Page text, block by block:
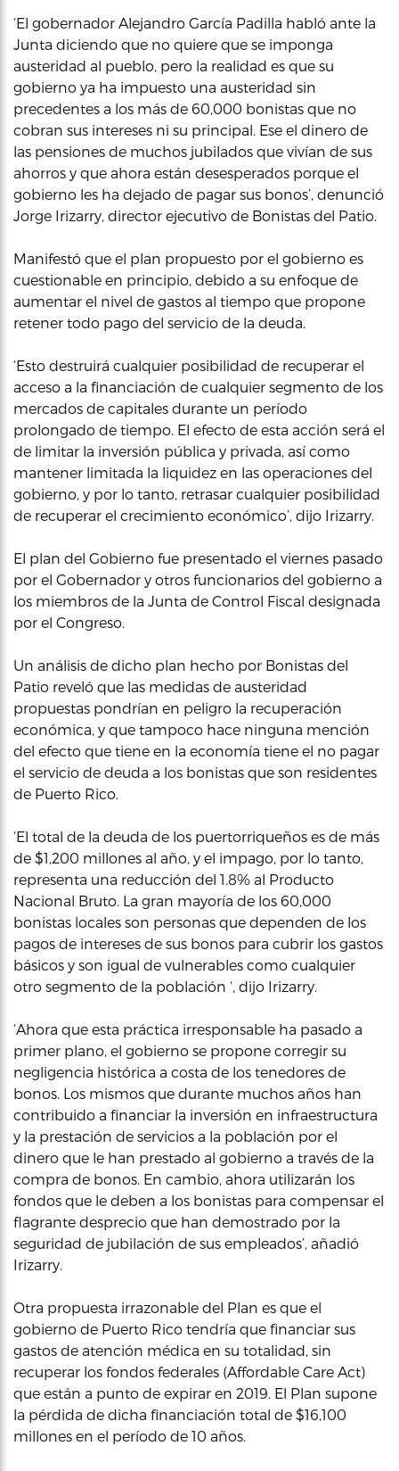
‘El gobernador Alejandro García Padilla habló ante la
Junta diciendo que no quiere que se imponga
austeridad al pueblo, pero la realidad es que su
gobierno ya ha impuesto una austeridad sin
precedentes a los más de 60,000 bonistas que no
cobran sus intereses ni su principal. Ese el dinero de
las pensiones de muchos jubilados que vivían de sus
ahorros y que ahora están desesperados porque el
gobierno les ha dejado de pagar sus bonos’, denunció
Jorge Irizarry, director ejecutivo de Bonistas del Patio.
Manifestó que el plan propuesto por el gobierno es
cuestionable en principio, debido a su enfoque de
aumentar el nivel de gastos al tiempo que propone
retener todo pago del servicio de la deuda.
‘Esto destruirá cualquier posibilidad de recuperar el
acceso a la financiación de cualquier segmento de los
mercados de capitales durante un período
prolongado de tiempo. El efecto de esta acción será el
de limitar la inversión pública y privada, así como
mantener limitada la liquidez en las operaciones del
gobierno, y por lo tanto, retrasar cualquier posibilidad
de recuperar el crecimiento económico’, dijo Irizarry.
El plan del Gobierno fue presentado el viernes pasado
por el Gobernador y otros funcionarios del gobierno a
los miembros de la Junta de Control Fiscal designada
por el Congreso.
Un análisis de dicho plan hecho por Bonistas del
Patio reveló que las medidas de austeridad
propuestas pondrían en peligro la recuperación
económica, y que tampoco hace ninguna mención
del efecto que tiene en la economía tiene el no pagar
el servicio de deuda a los bonistas que son residentes
de Puerto Rico.
‘El total de la deuda de los puertorriqueños es de más
de $1,200 millones al año, y el impago, por lo tanto,
representa una reducción del 1.8% al Producto
Nacional Bruto. La gran mayoría de los 60,000
bonistas locales son personas que dependen de los
pagos de intereses de sus bonos para cubrir los gastos
básicos y son igual de vulnerables como cualquier
otro segmento de la población ‘, dijo Irizarry.
‘Ahora que esta práctica irresponsable ha pasado a
primer plano, el gobierno se propone corregir su
negligencia histórica a costa de los tenedores de
bonos. Los mismos que durante muchos años han
contribuido a financiar la inversión en infraestructura
y la prestación de servicios a la población por el
dinero que le han prestado al gobierno a través de la
compra de bonos. En cambio, ahora utilizarán los
fondos que le deben a los bonistas para compensar el
flagrante desprecio que han demostrado por la
seguridad de jubilación de sus empleados’, añadió
Irizarry.
Otra propuesta irrazonable del Plan es que el
gobierno de Puerto Rico tendría que financiar sus
gastos de atención médica en su totalidad, sin
recuperar los fondos federales (Affordable Care Act)
que están a punto de expirar en 2019. El Plan supone
la pérdida de dicha financiación total de $16,100
millones en el período de 10 años.